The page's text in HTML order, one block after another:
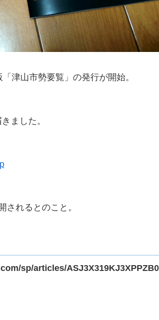
津山市勢要覧」の発行が開始。
ました。
されるとのこと。
sp/articles/